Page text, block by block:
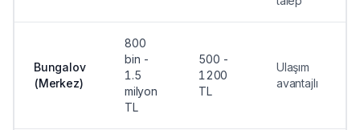
Bungalov
(Merkez)
800
bin -
1.5
milyon
TL
500 -
1200
TL
Ulaşım
avantajlı